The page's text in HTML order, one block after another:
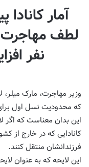
آمار
نفر
وزیر مهاجرت، مارک میلر،
که محدودیت نسل اول
این بدان معناست که اگر
کانادایی که در خارج از
فرزندانشان منتقل کنند.